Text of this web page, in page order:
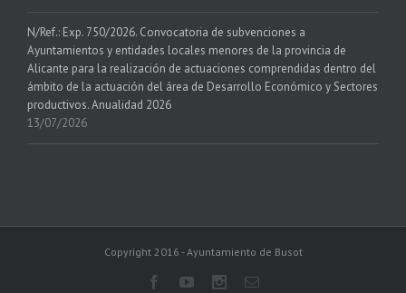
N/Ref.: Exp. 750/2026. Convocatoria de subvenciones a
Ayuntamientos y entidades locales menores de la provincia de
Alicante para la realización de actuaciones comprendidas dentro del
ámbito de la actuación del área de Desarrollo Económico y Sectores
productivos. Anualidad 2026
13/07/2026
Copyright 2016 - Ayuntamiento de Busot